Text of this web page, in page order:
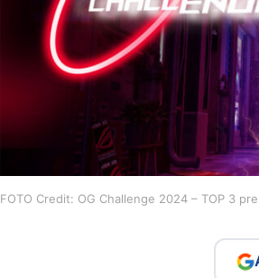
FOTO Credit: OG Challenge 2024 – TOP 3